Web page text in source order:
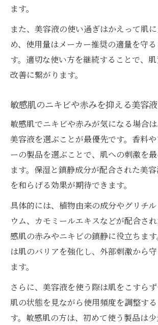
ます。
また、美容液の使い過ぎはかえって肌
め、使用量はメーカー推奨の適量を守
す。適切な使い方を継続することで、
改善に繋がります。
敏感肌のニキビや赤みを抑える美容
敏感肌でニキビや赤みが気になる場合
美容液を選ぶことが最優先です。香料や
ーの製品を選ぶことで、肌への刺激を
ます。保湿と鎮静成分が配合された美
を和らげる効果が期待できます。
具体的には、植物由来の成分やグリチ
ウム、カモミールエキスなどが配合さ
感肌の赤みやニキビの鎮静に役立ちま
は肌のバリアを強化し、外部刺激から
ます。
さらに、美容液を使う際は肌をこすらず
肌の状態を見ながら使用頻度を調整す
す。敏感肌の方は、初めて使う製品は